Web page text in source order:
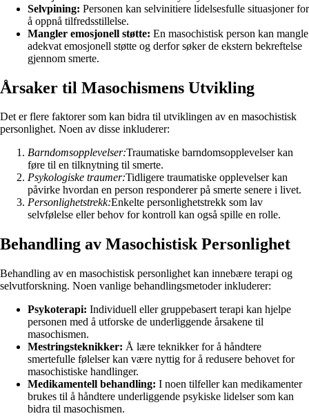
Selvpining: Personen kan selvinitiere lidelsesfulle situasjoner for
å oppnå tilfredsstillelse.
Mangler emosjonell støtte: En masochistisk person kan mangle
adekvat emosjonell støtte og derfor søker de ekstern bekreftelse
gjennom smerte.
Årsaker til Masochismens Utvikling
Det er flere faktorer som kan bidra til utviklingen av en masochistisk
personlighet. Noen av disse inkluderer:
Barndomsopplevelser:Traumatiske barndomsopplevelser kan
føre til en tilknytning til smerte.
Psykologiske traumer:Tidligere traumatiske opplevelser kan
påvirke hvordan en person responderer på smerte senere i livet.
Personlighetstrekk:Enkelte personlighetstrekk som lav
selvfølelse eller behov for kontroll kan også spille en rolle.
Behandling av Masochistisk Personlighet
Behandling av en masochistisk personlighet kan innebære terapi og
selvutforskning. Noen vanlige behandlingsmetoder inkluderer:
Psykoterapi: Individuell eller gruppebasert terapi kan hjelpe
personen med å utforske de underliggende årsakene til
masochismen.
Mestringsteknikker: Å lære teknikker for å håndtere
smertefulle følelser kan være nyttig for å redusere behovet for
masochistiske handlinger.
Medikamentell behandling: I noen tilfeller kan medikamenter
brukes til å håndtere underliggende psykiske lidelser som kan
bidra til masochismen.